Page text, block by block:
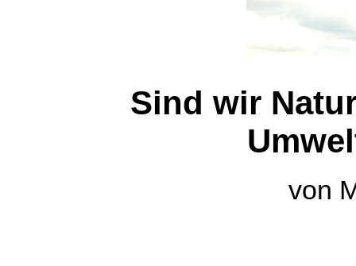
Sind wir
von